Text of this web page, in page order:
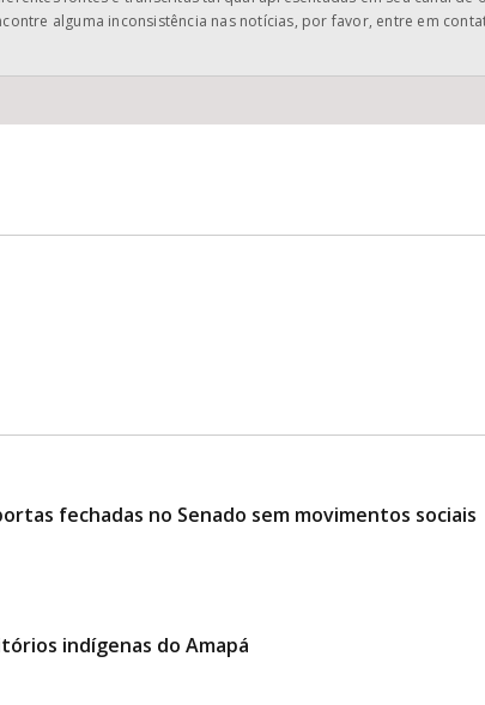
alguma inconsistência nas notícias, por favor, entre em
fechadas no Senado sem movimentos sociais
indígenas do Amapá